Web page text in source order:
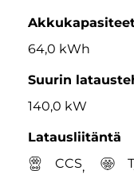
64,0 kWh
Suurin
140,0 kW
Latausliitäntä
CCS,